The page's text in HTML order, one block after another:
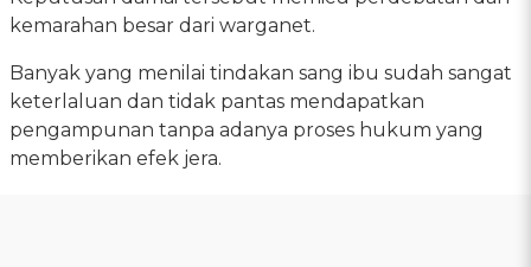
kemarahan besar dari warganet.
Banyak yang menilai tindakan sang ibu sudah sangat
keterlaluan dan tidak pantas mendapatkan
pengampunan tanpa adanya proses hukum yang
memberikan efek jera.